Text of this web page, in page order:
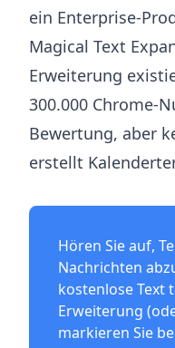
ein Enterprise-
Magical Text
Erweiterung
300.000 Chrome-
Bewertung, aber
erstellt
Hören Sie auf,
Nachrichten
kostenloseText
Erweiterung
markieren Sie